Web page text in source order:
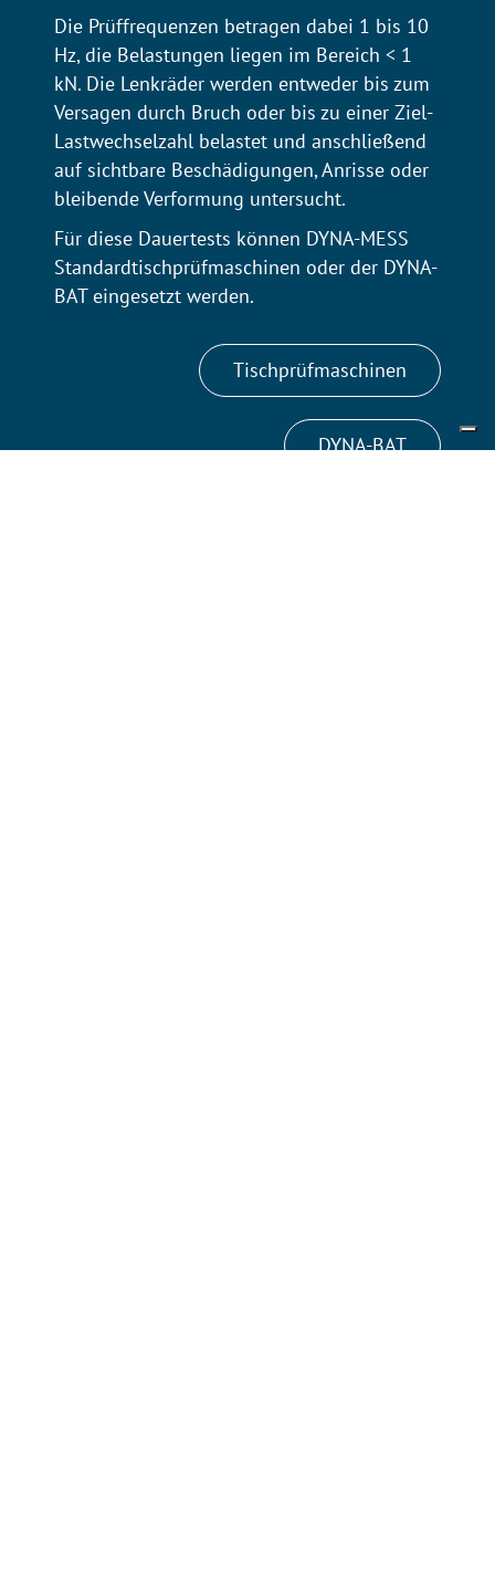
Die Prüffrequenzen betragen dabei 1 bis 10
Hz, die Belastungen liegen im Bereich < 1
kN. Die Lenkräder werden entweder bis zum
Versagen durch Bruch oder bis zu einer Ziel-
Lastwechselzahl belastet und anschließend
auf sichtbare Beschädigungen, Anrisse oder
bleibende Verformung untersucht.
Für diese Dauertests können DYNA-MESS
Standardtischprüfmaschinen oder der DYNA-
BAT eingesetzt werden.
Tischprüfmaschinen
DYNA-BAT